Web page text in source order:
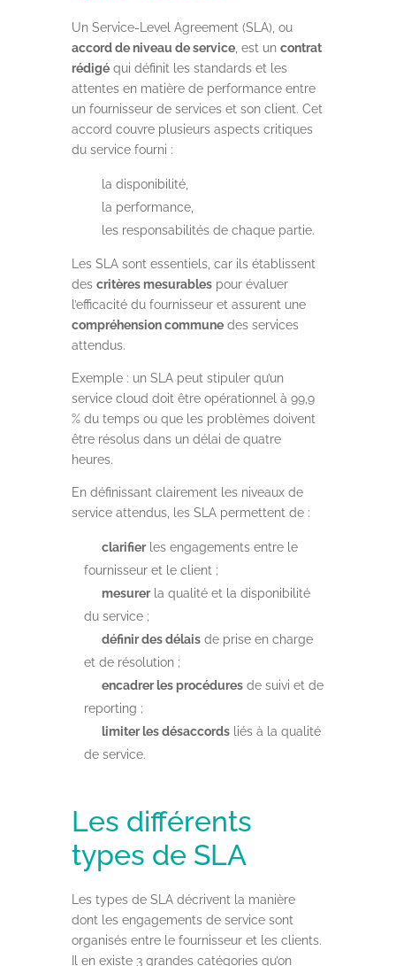
Un Service-Level Agreement (SLA), ou
accord de niveau de service, est un contrat
rédigéqui définit les standards et les
attentes en matière de performance entre
un fournisseur de services et son client. Cet
accord couvre plusieurs aspects critiques
du service fourni :
la disponibilité,
la performance,
les responsabilités de chaque partie.
Les SLA sont essentiels, car ils établissent
des critères mesurablespour évaluer
l’efficacité du fournisseur et assurent une
compréhension communedes services
attendus.
Exemple : un SLA peut stipuler qu’un
service cloud doit être opérationnel à 99,9
% du temps ou que les problèmes doivent
être résolus dans un délai de quatre
heures.
En définissant clairement les niveaux de
service attendus, les SLA permettent de :
clarifierles engagements entre le
fournisseur et le client ;
mesurerla qualité et la disponibilité
du service ;
définir des délaisde prise en charge
et de résolution ;
encadrer les procéduresde suivi et de
reporting ;
limiter les désaccordsliés à la qualité
de service.
Les différents
types de SLA
Les types de SLA décrivent la manière
dont les engagements de service sont
organisés entre le fournisseur et les clients.
Il en existe 3 grandes catégories qu’on